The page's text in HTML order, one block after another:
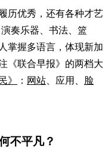
历优秀，还有各种才艺
奏乐器、书法、篮
掌握多语言，体现新加
《联合早报》的两档大
》 ： 网站 、应用、 脸
不平凡？